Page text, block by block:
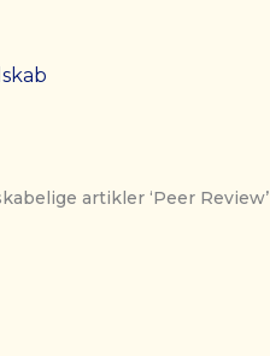
artikler ‘Peer Review’